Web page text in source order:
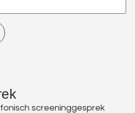
screeninggesprek